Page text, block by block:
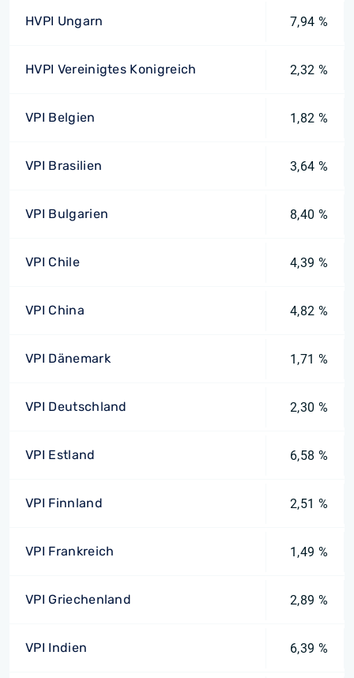
HVPI Ungarn 7,94 %
HVPI Vereinigtes Konigreich 2,32 %
VPI Belgien 1,82 %
VPI Brasilien 3,64 %
VPI Bulgarien 8,40 %
VPI Chile 4,39 %
VPI China 4,82 %
VPI Dänemark 1,71 %
VPI Deutschland 2,30 %
VPI Estland 6,58 %
VPI Finnland 2,51 %
VPI Frankreich 1,49 %
VPI Griechenland 2,89 %
VPI Indien 6,39 %